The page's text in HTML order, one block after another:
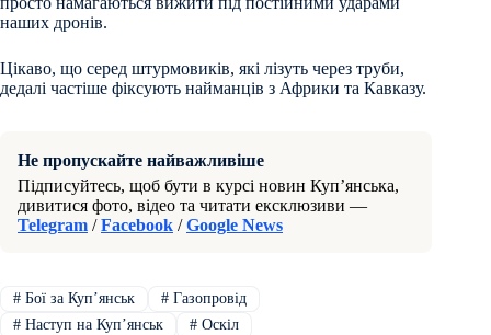
наших дронів.
Цікаво, що серед штурмовиків, які лізуть через труби,
дедалі частіше фіксують найманців з Африки та Кавказу.
Не пропускайте найважливіше
Підписуйтесь, щоб бути в курсі новин Куп’янська,
дивитися фото, відео та читати ексклюзиви —
Telegram /Facebook /Google News
#Бої за Купʼянськ #Газопровід
#Наступ на Купʼянськ #Оскіл